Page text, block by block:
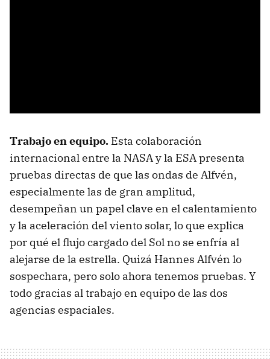
Trabajo en equipo. Esta colaboración
internacional entre la NASA y la ESA presenta
pruebas directas de que las ondas de Alfvén,
especialmente las de gran amplitud,
desempeñan un papel clave en el calentamiento
y la aceleración del viento solar, lo que explica
por qué el flujo cargado del Sol no se enfría al
alejarse de la estrella. Quizá Hannes Alfvén lo
sospechara, pero solo ahora tenemos pruebas. Y
todo gracias al trabajo en equipo de las dos
agencias espaciales.